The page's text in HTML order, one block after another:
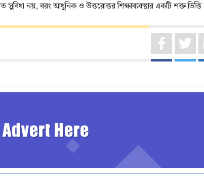
নয়, বরং আধুনিক ও উত্তরোত্তর শিক্ষাব্যবস্থার একটি শক্ত
Here